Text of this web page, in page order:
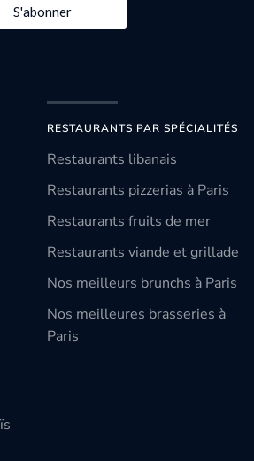
S'abonner
RESTAURANTS PAR SPÉCIALITÉS
Restaurants libanais
Restaurants pizzerias à Paris
Restaurants fruits de mer
Restaurants viande et grillade
Nos meilleurs brunchs à Paris
Nos meilleures brasseries à
Paris